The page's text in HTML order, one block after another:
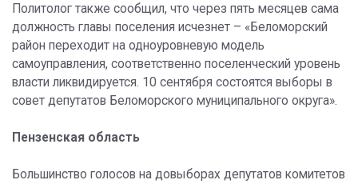
Политолог также сообщил, что через пять месяцев сама
должность главы поселения исчезнет – «Беломорский
район переходит на одноуровневую модель
самоуправления, соответственно поселенческий уровень
власти ликвидируется. 10 сентября состоятся выборы в
совет депутатов Беломорского муниципального округа».
Пензенская область
Большинство голосов на довыборах депутатов комитетов